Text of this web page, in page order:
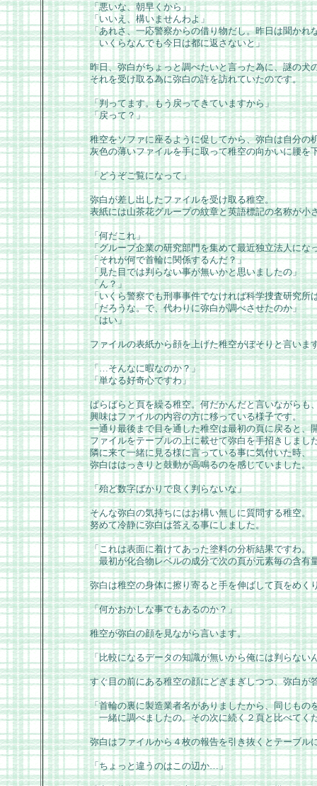
「悪いな、朝早くから」
「いいえ、構いませんわよ」
「あれさ、一応警察からの借り物だし。昨日は聞かれ
いくらなんでも今日は都に返さないと」
昨日、弥白がちょっと調べたいと言った為に、謎の犬
それを受け取る為に弥白の許を訪れていたのです。
「判ってます。もう戻ってきていますから」
「戻って？」
稚空をソファに座るように促してから、弥白は自分の
灰色の薄いファイルを手に取って稚空の向かいに腰を
「どうぞご覧になって」
弥白が差し出したファイルを受け取る稚空。
表紙には山茶花グループの紋章と英語標記の名称が小
「何だこれ」
「グループ企業の研究部門を集めて最近独立法人にな
「それが何で首輪に関係するんだ？」
「見た目では判らない事が無いかと思いましたの」
「ん？」
「いくら警察でも刑事事件でなければ科学捜査研究所
「だろうな。で、代わりに弥白が調べさせたのか」
「はい」
ファイルの表紙から顔を上げた稚空がぼそりと言いま
「…そんなに暇なのか？」
「単なる好奇心ですわ」
ぱらぱらと頁を繰る稚空。何だかんだと言いながらも
興味はファイルの内容の方に移っている様子です。
一通り最後まで目を通した稚空は最初の頁に戻ると、
ファイルをテーブルの上に載せて弥白を手招きしまし
隣に来て一緒に見る様に言っている事に気付いた時、
弥白ははっきりと鼓動が高鳴るのを感じていました。
「殆ど数字ばかりで良く判らないな」
そんな弥白の気持ちにはお構い無しに質問する稚空。
努めて冷静に弥白は答える事にしました。
「これは表面に着けてあった塗料の分析結果ですわ。
最初が化合物レベルの成分で次の頁が元素毎の含有
弥白は稚空の身体に擦り寄ると手を伸ばして頁をめく
「何かおかしな事でもあるのか？」
稚空が弥白の顔を見ながら言います。
「比較になるデータの知識が無いから俺には判らない
すぐ目の前にある稚空の顔にどぎまぎしつつ、弥白が
「首輪の裏に製造業者名がありましたから、同じもの
一緒に調べましたの。その次に続く２頁と比べてく
弥白はファイルから４枚の報告を引き抜くとテーブル
「ちょっと違うのはこの辺か…」